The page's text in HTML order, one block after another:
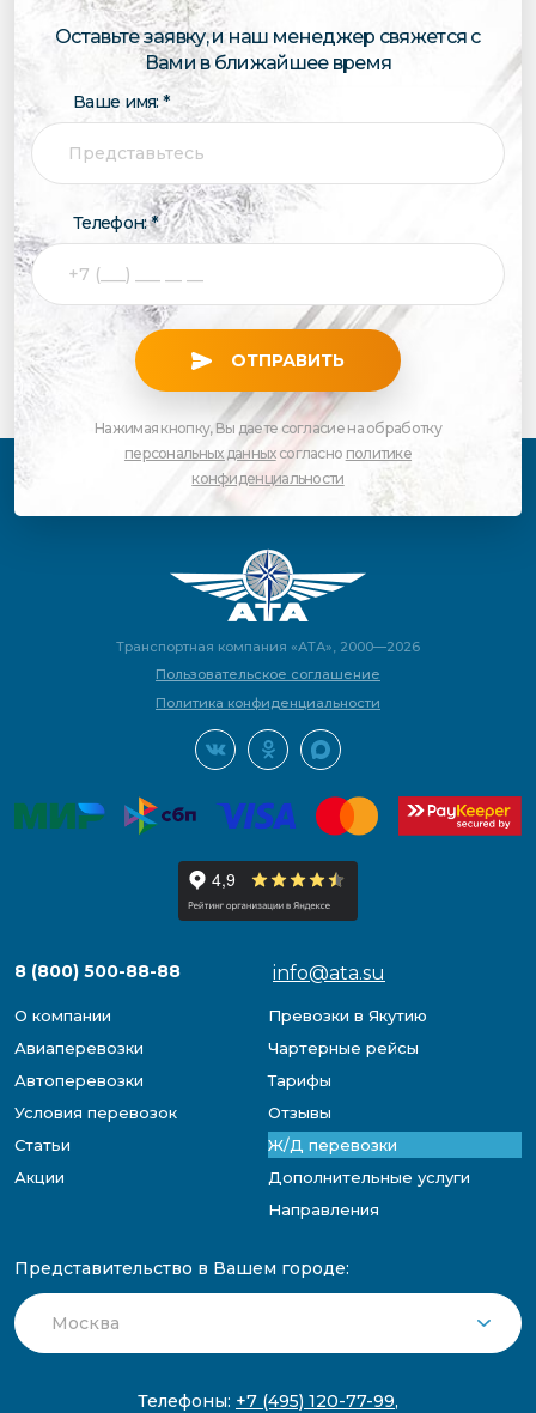
Оставьте заявку, и наш менеджер свяжется с
Вами в ближайшее время
Ваше имя: *
Телефон: *
ОТПРАВИТЬ
Нажимая кнопку, Вы даете согласие на обработку
персональных данныхсогласно политике
конфиденциальности
Транспортная компания «АТА», 2000—2026
Пользовательское соглашение
Политика конфиденциальности
8 (800) 500-88-88 info@ata.su
О компании
Превозки в Якутию
Авиаперевозки
Чартерные рейсы
Автоперевозки
Тарифы
Условия перевозок
Отзывы
Статьи
Ж/Д перевозки
Акции
Дополнительные услуги
Направления
Представительство в Вашем городе:
Телефоны: +7 (495) 120-77-99,